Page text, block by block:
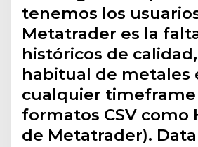
tenemos los
Metatrader es la
históricos de
habitual de metales
cualquier
formatos CSV como
de Metatrader).